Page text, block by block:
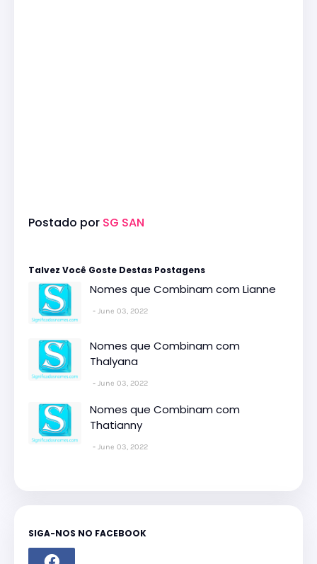
Postado por SG SAN
Talvez Você Goste Destas Postagens
Nomes que Combinam com Lianne
June 03, 2022
Nomes que Combinam com
Thalyana
June 03, 2022
Nomes que Combinam com
Thatianny
June 03, 2022
SIGA-NOS NO FACEBOOK